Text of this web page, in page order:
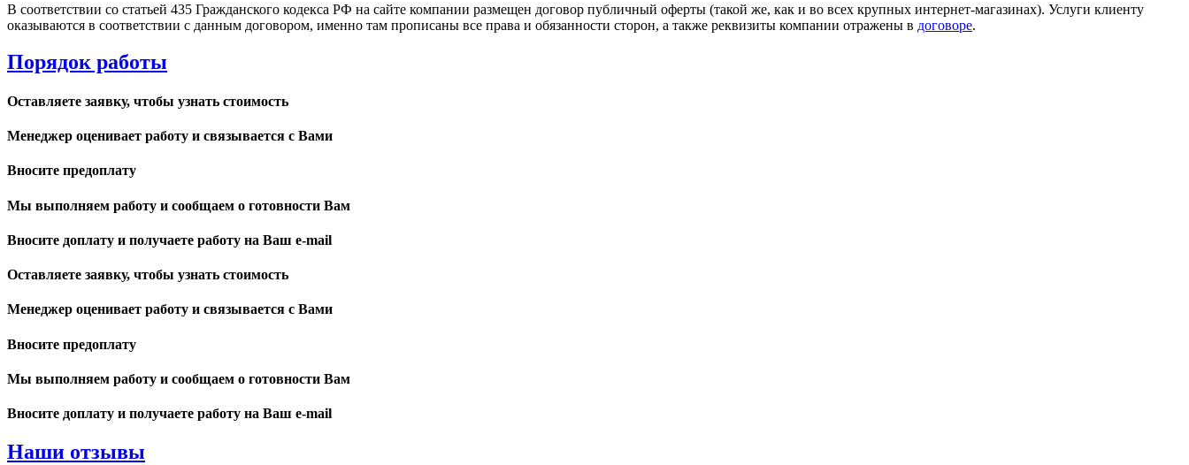
В соответствии со статьей 435 Гражданского кодекса РФ на сайте компании размещен договор публичный оферты (такой же, как и во всех крупных интернет-магазинах). Услуги клиенту
оказываются в соответствии с данным договором, именно там прописаны все права и обязанности сторон, а также реквизиты компании отражены в договоре.
Порядок работы
Оставляете заявку, чтобы узнать стоимость
Менеджер оценивает работу и связывается с Вами
Вносите предоплату
Мы выполняем работу и сообщаем о готовности Вам
Вносите доплату и получаете работу на Ваш e-mail
Оставляете заявку, чтобы узнать стоимость
Менеджер оценивает работу и связывается с Вами
Вносите предоплату
Мы выполняем работу и сообщаем о готовности Вам
Вносите доплату и получаете работу на Ваш e-mail
Наши отзывы